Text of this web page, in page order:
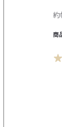
約
商